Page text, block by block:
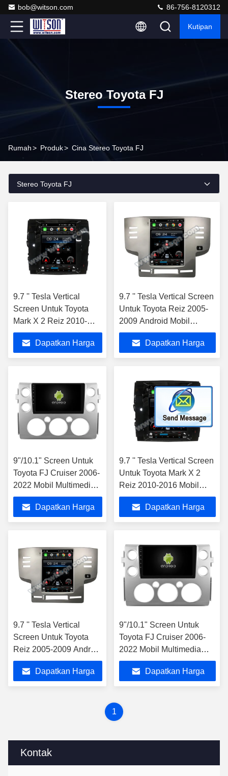
bob@witson.com 86-756-8120312
Kutipan
Stereo Toyota FJ
Rumah> Produk> Cina Stereo Toyota FJ
Kontak
Stereo Toyota FJ
9.7 '' Tesla Vertical
Screen Untuk Toyota
Mark X 2 Reiz 2010-
2016 Mobil Multimedia
PlayerDapatkan Harga
9.7 '' Tesla Vertical Screen
Untuk Toyota Reiz 2005-
2009 Android Mobil
Multimedia Player
Dapatkan Harga
9"/10.1" Screen Untuk
Toyota FJ Cruiser 2006-
2022 Mobil Multimedia
Stereo
Dapatkan Harga
9.7 '' Tesla Vertical Screen
Untuk Toyota Mark X 2
Reiz 2010-2016 Mobil
Multimedia Player
Dapatkan Harga
9.7 '' Tesla Vertical
Screen Untuk Toyota
Reiz 2005-2009 Android
Mobil Multimedia Player
Dapatkan Harga
9"/10.1" Screen Untuk
Toyota FJ Cruiser 2006-
2022 Mobil Multimedia
Stereo
Dapatkan Harga
1